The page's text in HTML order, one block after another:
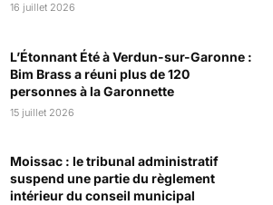
16 juillet 2026
L’Étonnant Été à Verdun-sur-Garonne :
Bim Brass a réuni plus de 120
personnes à la Garonnette
15 juillet 2026
Moissac : le tribunal administratif
suspend une partie du règlement
intérieur du conseil municipal